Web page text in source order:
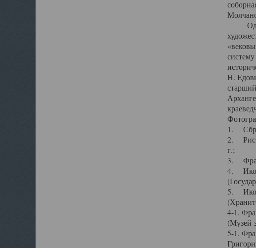
Н.
1.
2.
г.;
3.
4.
5.
4-1.
(Музей-
5-1.